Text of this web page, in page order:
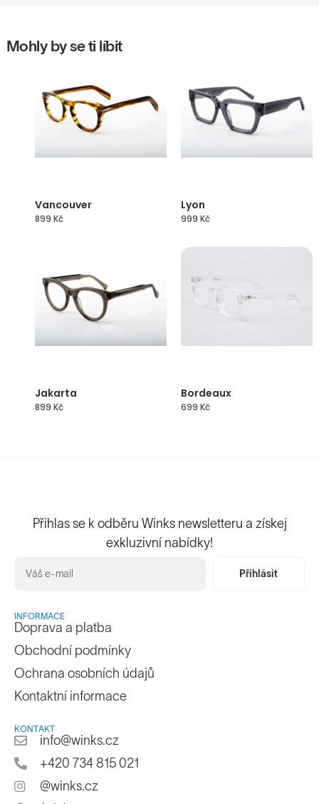
Mohly by se ti líbit
Vancouver
899 Kč
Lyon
999 Kč
Jakarta
899 Kč
Bordeaux
699 Kč
Přihlas se k odběru Winks newsletteru a získej
exkluzivní nabídky!
Přihlásit
INFORMACE
Doprava a platba
Obchodní podmínky
Ochrana osobních údajů
Kontaktní informace
KONTAKT
info@winks.cz
+420 734 815 021
@winks.cz